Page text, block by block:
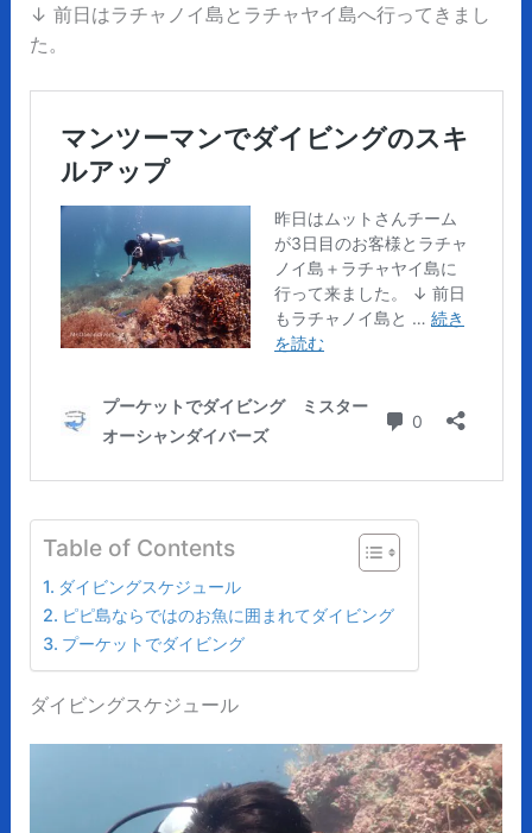
↓ 前日はラチャノイ島とラチャヤイ島へ行ってきまし
た。
Table of Contents
ダイビングスケジュール
ピピ島ならではのお魚に囲まれてダイビング
プーケットでダイビング
ダイビングスケジュール